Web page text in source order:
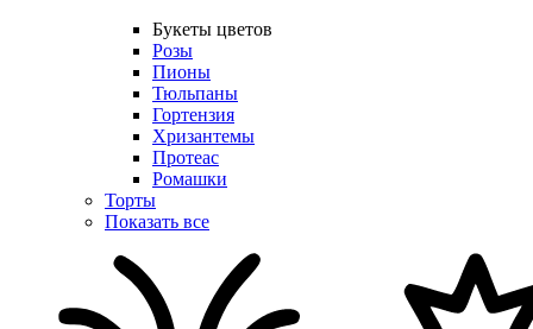
Букеты цветов
Розы
Пионы
Тюльпаны
Гортензия
Хризантемы
Протеас
Ромашки
Торты
Показать все